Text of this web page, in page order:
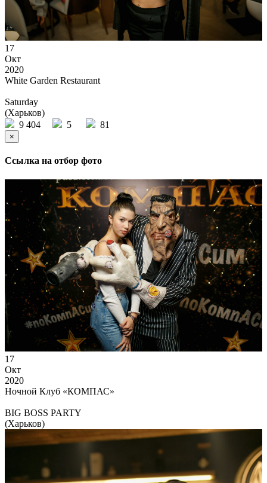
17
Окт
2020
White Garden Restaurant
Saturday
(Харьков)
9 404
5 81
×
Ссылка на отбор фото
17
Окт
2020
Ночной Клуб «КОМПАС»
BIG BOSS PARTY
(Харьков)
12 461
2 109
×
Ссылка на отбор фото